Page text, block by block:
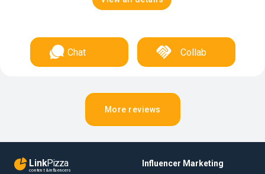
Chat Collab
More reviews
LinkPizza
content & influencers
Influencer Marketing